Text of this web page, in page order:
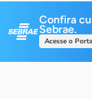
Confira
Sebrae.
Acesse o